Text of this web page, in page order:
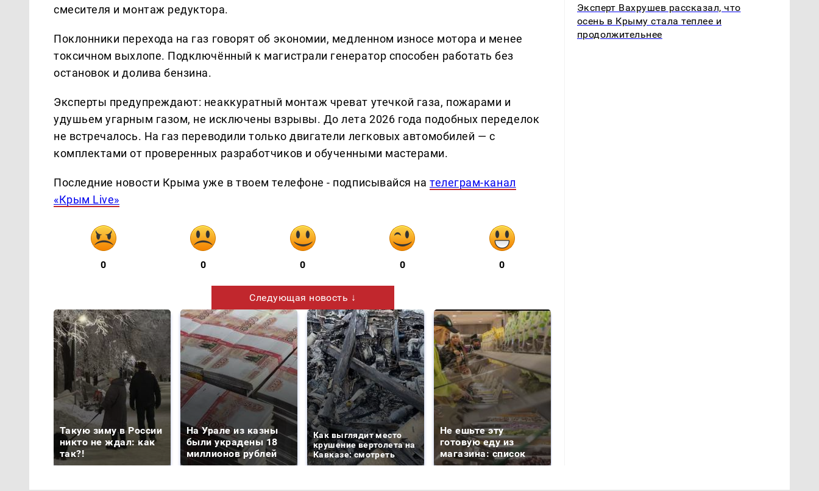
смесителя и монтаж редуктора.
Поклонники перехода на газ говорят об экономии, медленном износе мотора и менее
токсичном выхлопе. Подключённый к магистрали генератор способен работать без
остановок и долива бензина.
Эксперты предупреждают: неаккуратный монтаж чреват утечкой газа, пожарами и
удушьем угарным газом, не исключены взрывы. До лета 2026 года подобных переделок
не встречалось. На газ переводили только двигатели легковых автомобилей — с
комплектами от проверенных разработчиков и обученными мастерами.
Последние новости Крыма уже в твоем телефоне - подписывайся нателеграм-канал
«Крым Live»
0 0 0 0 0
Следующая новость ↓
Такую зиму в России
никто не ждал: как
так?!
На Урале из казны
были украдены 18
миллионов рублей
Как выглядит место
крушение вертолета на
Кавказе: смотреть
Не ешьте эту
готовую еду из
магазина: список
Эксперт Вахрушев рассказал, что
осень в Крыму стала теплее и
продолжительнее